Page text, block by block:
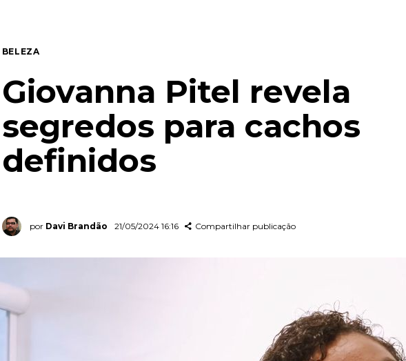
BELEZA
Giovanna Pitel revela
segredos para cachos
definidos
por Davi Brandão 21/05/2024 16:16 Compartilhar publicação